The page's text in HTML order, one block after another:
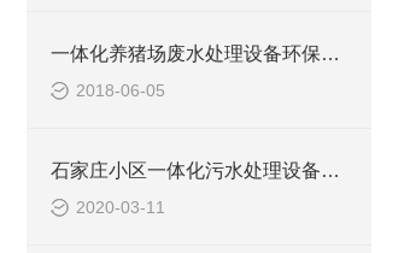
一体化养猪场废水处理设备环保局新要求
2018-06-05
石家庄小区一体化污水处理设备技术参数
2020-03-11